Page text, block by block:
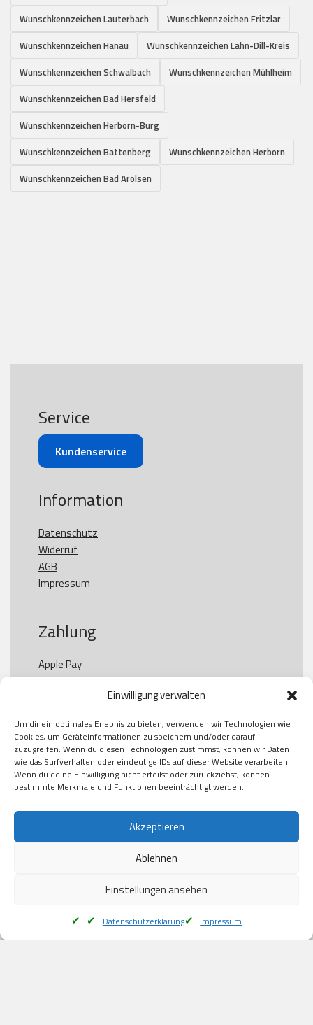
Einwilligung verwalten
Um dir ein optimales Erlebnis zu bieten, verwenden wir Technologien wie
Cookies, um Geräteinformationen zu speichern und/oder darauf
zuzugreifen. Wenn du diesen Technologien zustimmst, können wir Daten
wie das Surfverhalten oder eindeutige IDs auf dieser Website verarbeiten.
Wenn du deine Einwilligung nicht erteilst oder zurückziehst, können
bestimmte Merkmale und Funktionen beeinträchtigt werden.
Akzeptieren
Ablehnen
Einstellungen ansehen
Datenschutzerklärung Impressum
Wunschkennzeichen Lauterbach
Wunschkennzeichen Fritzlar
Wunschkennzeichen Hanau
Wunschkennzeichen Lahn-Dill-Kreis
Wunschkennzeichen Schwalbach
Wunschkennzeichen Mühlheim
Wunschkennzeichen Bad Hersfeld
Wunschkennzeichen Herborn-Burg
Wunschkennzeichen Battenberg
Wunschkennzeichen Herborn
Wunschkennzeichen Bad Arolsen
Service
Kundenservice
Information
Datenschutz
Widerruf
AGB
Impressum
Zahlung
Apple Pay
Paypal
Kauf auf Rechung
Klarna
American Express